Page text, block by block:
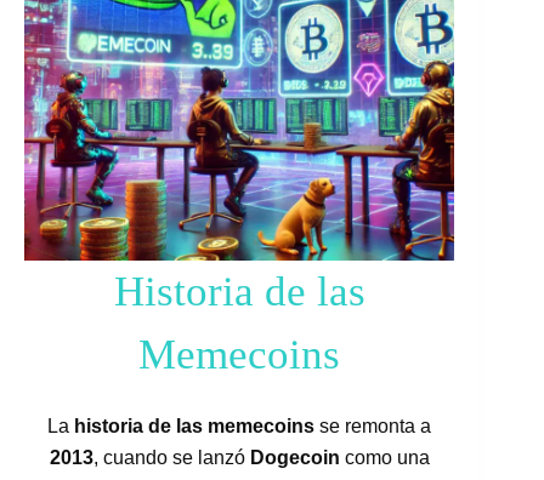
Historia de las
Memecoins
La historia de las memecoins se remonta a
2013, cuando se lanzó Dogecoin como una